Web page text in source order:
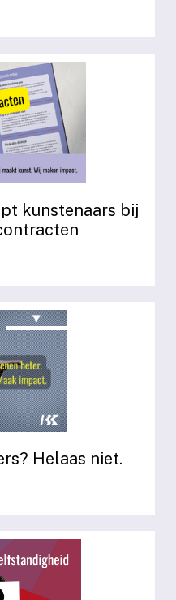
kunstenaars bij
Helaas niet.